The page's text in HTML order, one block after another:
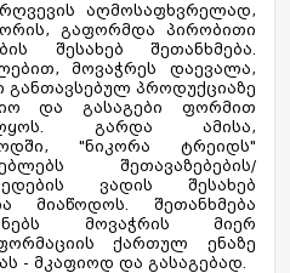
აღმოსაფხვრელად,
გაფორმდა პირობითი
შესახებ შეთანხმება.
მოვაჭრეს დაევალა,
განთავსებულ პროდუქციაზე
და გასაგები ფორმით
გარდა ამისა,
"ნიკორა ტრეიდს"
შეთავაზებების/
ვადის შესახებ
მიაწოდოს. შეთანხმება
მოვაჭრის მიერ
ქართულ ენაზე
- მკაფიოდ და გასაგებად.